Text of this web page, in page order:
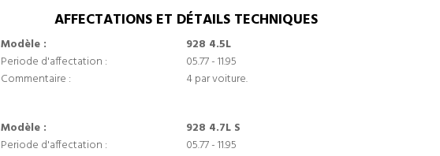
AFFECTATIONS ET DÉTAILS TECHNIQUES
Modèle :
928 4.5L
Periode d'affectation :
05.77 - 11.95
Commentaire :
4 par voiture.
Modèle :
928 4.7L S
Periode d'affectation :
05.77 - 11.95